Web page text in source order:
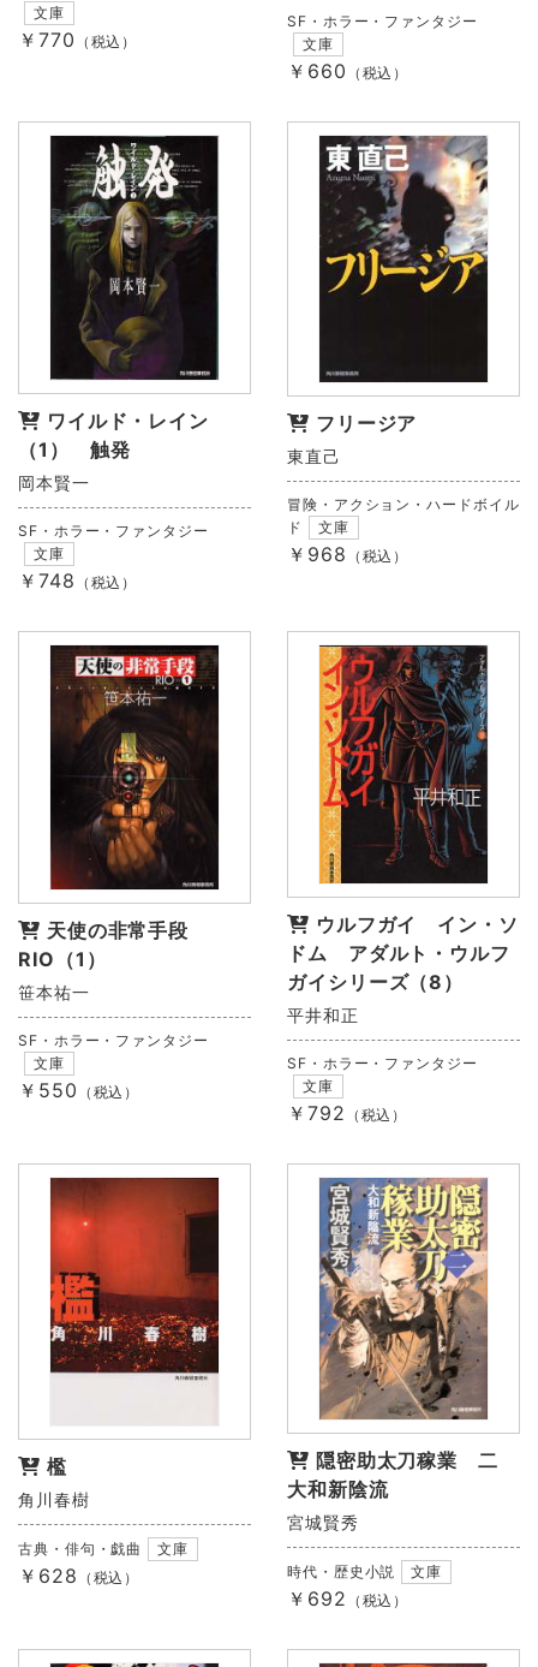
文庫
￥770 （税込）
SF・ホラー・ファンタジー
文庫
￥660 （税込）
ワイルド・レイン
（1） 触発
岡本賢一
SF・ホラー・ファンタジー
文庫
￥748 （税込）
フリージア
東直己
冒険・アクション・ハードボイル
ド
文庫
￥968 （税込）
天使の非常手段
RIO（1）
笹本祐一
SF・ホラー・ファンタジー
文庫
￥550 （税込）
ウルフガイ イン・ソ
ドム アダルト・ウルフ
ガイシリーズ（8）
平井和正
SF・ホラー・ファンタジー
文庫
￥792 （税込）
檻
角川春樹
古典・俳句・戯曲 文庫
￥628 （税込）
隠密助太刀稼業 二
大和新陰流
宮城賢秀
時代・歴史小説 文庫
￥692 （税込）